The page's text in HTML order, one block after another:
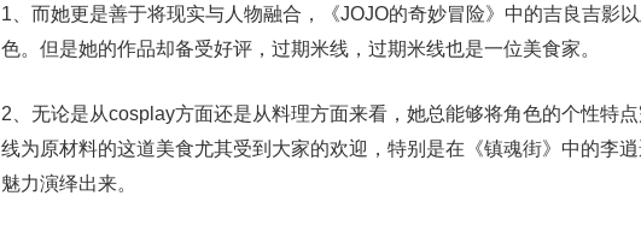
1、而她更是善于将现实与人物融合，《JOJO的奇妙冒险》中的吉良吉影
色。但是她的作品却备受好评，过期米线，过期米线也是一位美食家。
2、无论是从cosplay方面还是从料理方面来看，她总能够将角色的个性特
线为原材料的这道美食尤其受到大家的欢迎，特别是在《镇魂街》中的李
魅力演绎出来。